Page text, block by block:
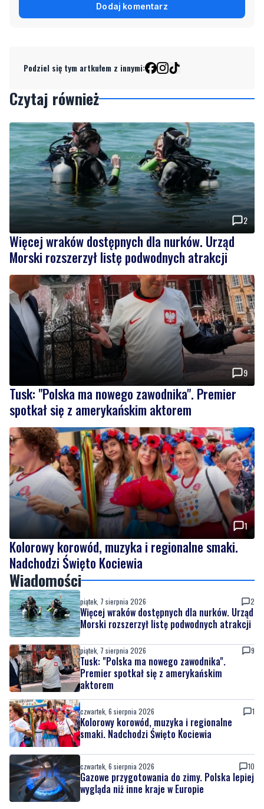
Dodaj komentarz
Podziel się tym artkułem z innymi:
Czytaj również
2
Więcej wraków dostępnych dla nurków. Urząd
Morski rozszerzył listę podwodnych atrakcji
9
Tusk: "Polska ma nowego zawodnika". Premier
spotkał się z amerykańskim aktorem
1
Kolorowy korowód, muzyka i regionalne smaki.
Nadchodzi Święto Kociewia
Wiadomości
piątek, 7 sierpnia 2026 2
Więcej wraków dostępnych dla nurków. Urząd
Morski rozszerzył listę podwodnych atrakcji
piątek, 7 sierpnia 2026 9
Tusk: "Polska ma nowego zawodnika".
Premier spotkał się z amerykańskim
aktorem
czwartek, 6 sierpnia 2026 1
Kolorowy korowód, muzyka i regionalne
smaki. Nadchodzi Święto Kociewia
czwartek, 6 sierpnia 2026 10
Gazowe przygotowania do zimy. Polska lepiej
wygląda niż inne kraje w Europie